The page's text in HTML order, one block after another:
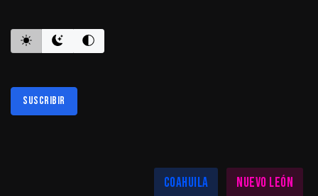
Suscribir
Coahuila
Nuevo León